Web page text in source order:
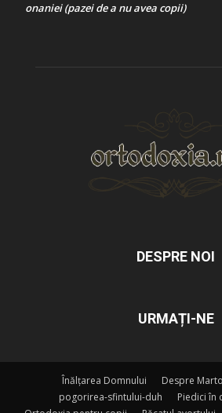
onaniei (pazei de a nu avea copii)
DESPRE NOI
URMAȚI-NE
Înălțarea Domnului
Despre
pogorirea-sfintului-duh
Piedici în